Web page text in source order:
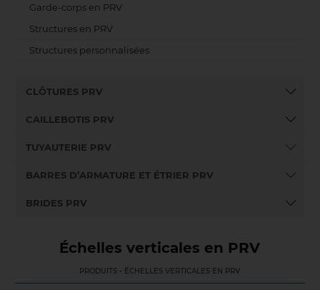
Garde-corps en PRV
Structures en PRV
Structures personnalisées
CLÔTURES PRV
CAILLEBOTIS PRV
TUYAUTERIE PRV
BARRES D’ARMATURE ET ÉTRIER PRV
BRIDES PRV
Échelles verticales en PRV
PRODUITS - ÉCHELLES VERTICALES EN PRV